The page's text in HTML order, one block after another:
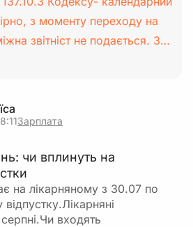
з моменту переходу на
звітніст не подається. З…
Зарплата
чи вплинуть на
на лікарняному з 30.07 по
входять